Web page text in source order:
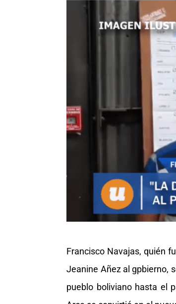
Francisco Navajas, quién
Jeanine Añez al gpbierno,
pueblo boliviano hasta el